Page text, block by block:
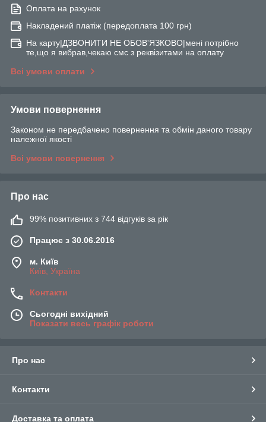
Оплата на рахунок
Накладений платіж (передоплата 100 грн)
На карту|ДЗВОНИТИ НЕ ОБОВ'ЯЗКОВО|мені потрібно
те,що я вибрав,чекаю смс з реквізитами на оплату
Всі умови оплати
Умови повернення
Законом не передбачено повернення та обмін даного товару
належної якості
Всі умови повернення
Про нас
99% позитивних з 744 відгуків за рік
Працює з 30.06.2016
м. Київ
Київ, Україна
Контакти
Сьогодні вихідний
Показати весь графік роботи
Про нас
Контакти
Доставка та оплата